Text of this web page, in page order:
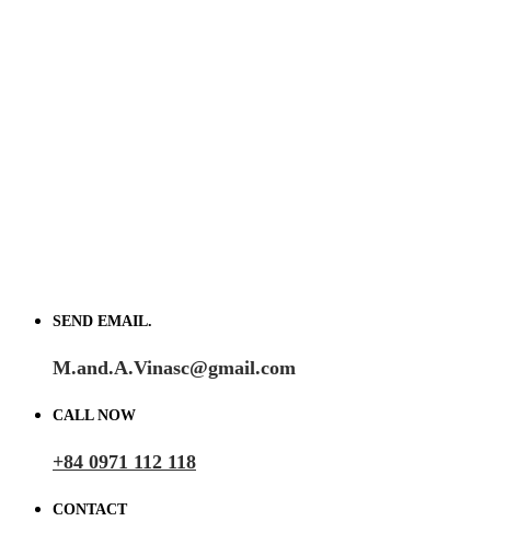
SEND EMAIL.
M.and.A.Vinasc@gmail.com
CALL NOW
+84 0971 112 118
CONTACT